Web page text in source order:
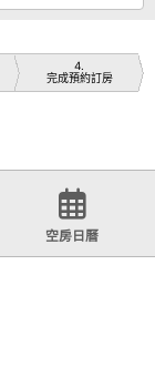
4
完成預約訂房
空房日曆